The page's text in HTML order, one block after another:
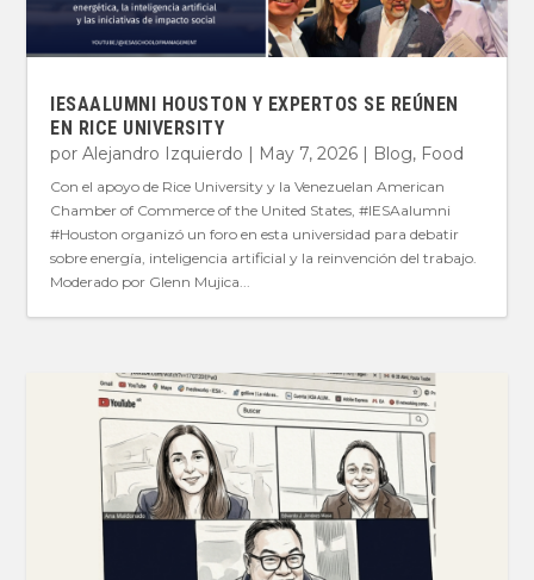
IESAALUMNI HOUSTON Y EXPERTOS SE REÚNEN
EN RICE UNIVERSITY
porAlejandro Izquierdo | May 7, 2026 | Blog, Food
Con el apoyo de Rice University y la Venezuelan American
Chamber of Commerce of the United States, #IESAalumni
#Houston organizó un foro en esta universidad para debatir
sobre energía, inteligencia artificial y la reinvención del trabajo.
Moderado por Glenn Mujica...